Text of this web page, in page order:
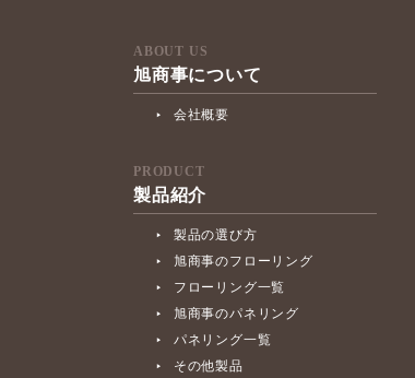
ABOUT US
旭商事について
会社概要
PRODUCT
製品紹介
製品の選び方
旭商事のフローリング
フローリング一覧
旭商事のパネリング
パネリング一覧
その他製品